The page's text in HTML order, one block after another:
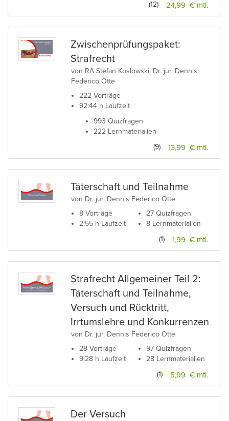
24,99 € mtl.
(12)
Zwischenprüfungspaket:
Strafrecht
von RA Stefan Koslowski, Dr. jur. Dennis
Federico Otte
222 Vorträge
92:44 h Laufzeit
993 Quizfragen
222 Lernmaterialien
13,99 € mtl.
(9)
Täterschaft und Teilnahme
von Dr. jur. Dennis Federico Otte
8 Vorträge
2:55 h Laufzeit
27 Quizfragen
8 Lernmaterialien
1,99 € mtl.
(1)
Strafrecht Allgemeiner Teil 2:
Täterschaft und Teilnahme,
Versuch und Rücktritt,
Irrtumslehre und Konkurrenzen
von Dr. jur. Dennis Federico Otte
28 Vorträge
9:28 h Laufzeit
97 Quizfragen
28 Lernmaterialien
5,99 € mtl.
(1)
Der Versuch